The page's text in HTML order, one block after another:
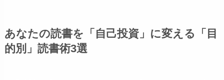
あなたの読書を「自己投資」に変える「目
的別」読書術3選